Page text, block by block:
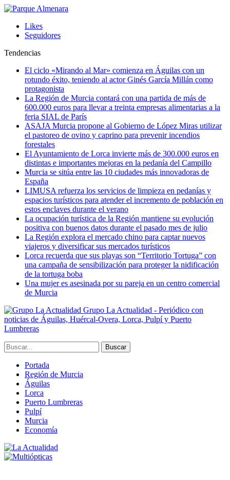
Likes
Seguidores
Tendencias
El ciclo «Mirando al Mar» comienza en Águilas con un
rotundo éxito, teniendo al actor Ginés García Millán como
protagonista
La Región de Murcia contará con una partida de más de
600.000 euros para llevar a treinta empresas alimentarias a la
feria SIAL de París
ASAJA Murcia propone al Gobierno de López Miras utilizar
el pastoreo de ovino y caprino para prevenir incendios
forestales
El Ayuntamiento de Lorca invierte más de 300.000 euros en
distintas e importantes mejoras en la pedanía del Campillo
Murcia se sitúa entre las 10 ciudades más innovadoras de
España
LIMUSA refuerza los servicios de limpieza en pedanías y
espacios turísticos para atender el incremento de población en
estos enclaves durante el verano
La ocupación turística de la Región mantiene su evolución
positiva con buenos datos durante el pasado mes de julio
La Región explora el mercado chino para captar nuevos
viajeros y diversificar sus mercados turísticos
Lorca recuerda que sus playas son “Territorio Tortuga” con
una campaña de sensibilización para proteger la nidificación
de la tortuga boba
Una mujer es asesinada por su pareja en un centro comercial
de Murcia
Grupo La Actualidad - Periódico con
noticias de Águilas, Huércal-Overa, Lorca, Pulpí y Puerto
Lumbreras
Portada
Región de Murcia
Águilas
Lorca
Puerto Lumbreras
Pulpí
Murcia
Economía